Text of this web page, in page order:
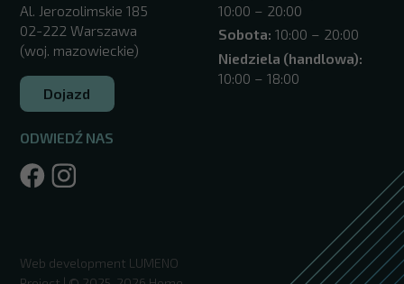
Al. Jerozolimskie 185
02-222 Warszawa
(woj. mazowieckie)
Dojazd
ODWIEDŹ NAS
10:00 – 20:00
Sobota: 10:00 – 20:00
Niedziela (handlowa):
10:00 – 18:00
Web development LUMENO